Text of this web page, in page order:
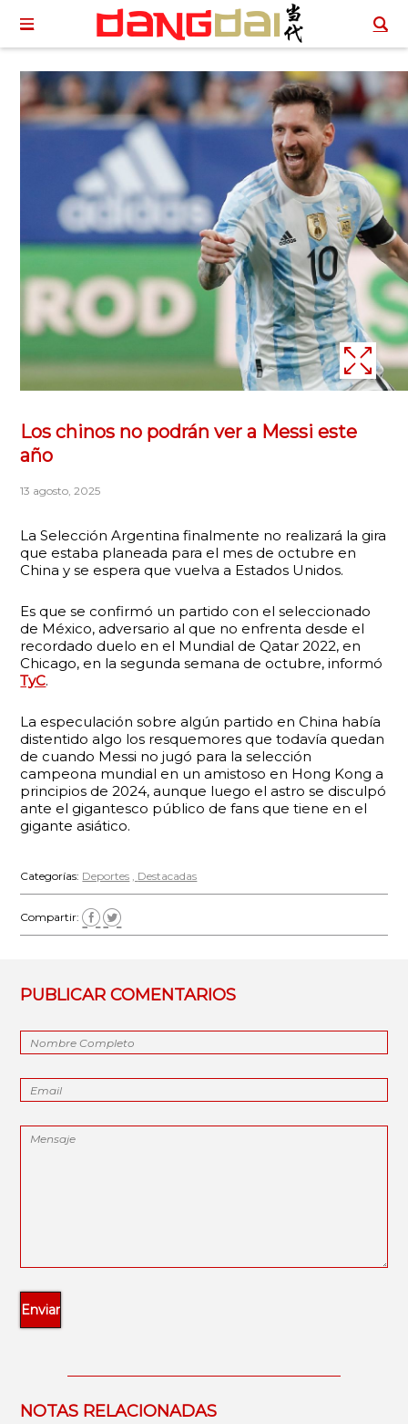
Los chinos no podrán ver a Messi este
año
13 agosto, 2025
La Selección Argentina finalmente no realizará la gira
que estaba planeada para el mes de octubre en
China y se espera que vuelva a Estados Unidos.
Es que se confirmó un partido con el seleccionado
de México, adversario al que no enfrenta desde el
recordado duelo en el Mundial de Qatar 2022, en
Chicago, en la segunda semana de octubre, informó
TyC.
La especulación sobre algún partido en China había
distentido algo los resquemores que todavía quedan
de cuando Messi no jugó para la selección
campeona mundial en un amistoso en Hong Kong a
principios de 2024, aunque luego el astro se disculpó
ante el gigantesco público de fans que tiene en el
gigante asiático.
Categorías: Deportes Destacadas
Compartir:
PUBLICAR COMENTARIOS
NOTAS RELACIONADAS